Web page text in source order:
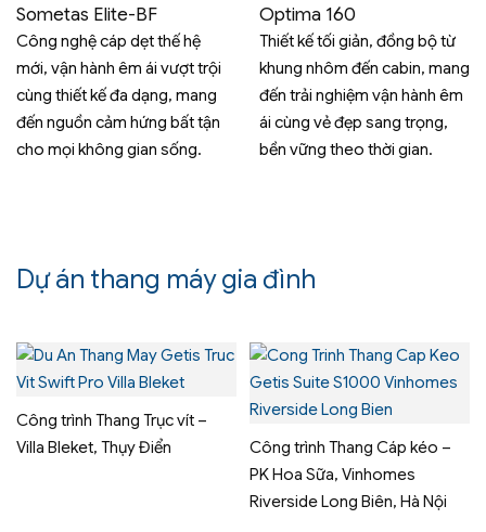
Sometas Elite-BF
Công nghệ cáp dẹt thế hệ
mới, vận hành êm ái vượt trội
cùng thiết kế đa dạng, mang
đến nguồn cảm hứng bất tận
cho mọi không gian sống.
Optima 160
Thiết kế tối giản, đồng bộ từ
khung nhôm đến cabin, mang
đến trải nghiệm vận hành êm
ái cùng vẻ đẹp sang trọng,
bền vững theo thời gian.
Dự án thang máy gia đình
Công trình Thang Trục vít –
Villa Bleket, Thụy Điển
Công trình Thang Cáp kéo –
PK Hoa Sữa, Vinhomes
Riverside Long Biên, Hà Nội